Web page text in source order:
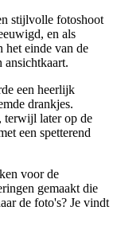
stijlvolle fotoshoot
en als
het einde van de
ansichtkaart.
een heerlijk
drankjes.
terwijl later op de
een spetterend
voor de
gemaakt die
de foto's? Je vindt